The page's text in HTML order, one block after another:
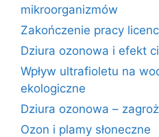
mikroorganizmów
Zakończenie pracy
Dziura ozonowa i efekt
Wpływ ultrafioletu na
ekologiczne
Dziura ozonowa –
Ozon i plamy słoneczne